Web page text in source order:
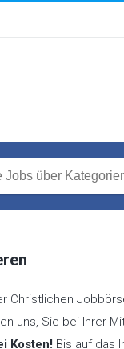
Christlichen
uns, Sie bei Ihrer
Kosten! Bis auf das